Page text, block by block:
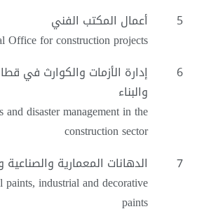
5
أعمال المكتب الفني
Office for construction projects
6
إدارة الأزمات والكوارث في
والبناء
and disaster management in the
construction sector
7
الدهانات المعمارية والصناعية
industrial and decorative
paints